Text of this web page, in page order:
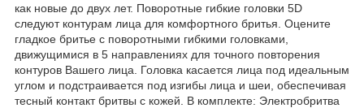
как новые до двух лет. Поворотные гибкие головки 5D
следуют контурам лица для комфортного бритья. Оцените
гладкое бритье с поворотными гибкими головками,
движущимися в 5 направлениях для точного повторения
контуров Вашего лица. Головка касается лица под идеальным
углом и подстраивается под изгибы лица и шеи, обеспечивая
тесный контакт бритвы с кожей. В комплекте: Электробритва